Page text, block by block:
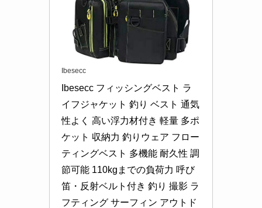
Ibesecc
Ibesecc フィッシングベスト ラ
イフジャケット 釣り ベスト 通気
性よく 高い浮力材付き 軽量 多ポ
ケット 収納力 釣りウェア フロー
ティングベスト 多機能 耐久性 調
節可能 110kgまでの負荷力 呼び
笛・反射ベルト付き 釣り 撮影 ラ
フティング サーフィン アウトド